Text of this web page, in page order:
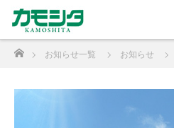
ホーム
お知らせ一覧 お知らせ